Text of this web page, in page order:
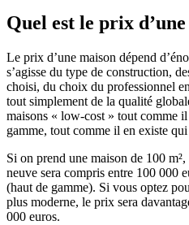
Quel est le prix
Le prix d’une maison dépend
s’agisse du type de construction,
choisi, du choix du professionnel
tout simplement de la qualité
maisons « low-cost » tout comme
gamme, tout comme il en existe
Si on prend une maison de 100
neuve sera compris entre 100 000
(haut de gamme). Si vous optez
plus moderne, le prix sera
000 euros.